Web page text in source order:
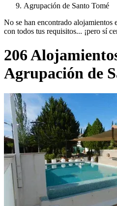
Agrupación de Santo Tomé
No se han encontrado alojamientos
con todos tus requisitos... ¡pero sí
206
Agrupación de